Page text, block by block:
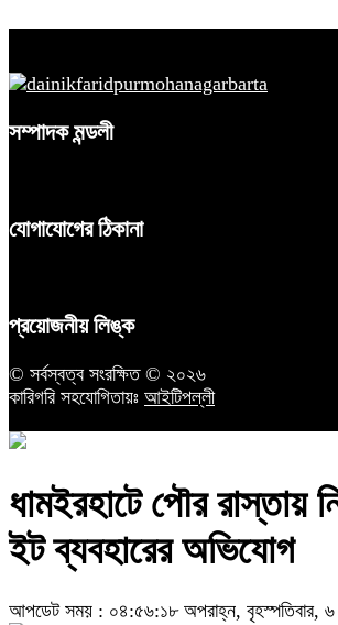
সম্পাদক মন্ডলী
যোগাযোগের ঠিকানা
প্রয়োজনীয় লিঙ্ক
© সর্বস্বত্ব সংরক্ষিত © ২০২৬
কারিগরি সহযোগিতায়ঃ আইটিপল্লী
ধামইরহাটে পৌর রাস্তায়
ইট ব্যবহারের অভিযোগ
আপডেট সময় : ০৪:৫৬:১৮ অপরাহ্ন, বৃহস্পতিবার,